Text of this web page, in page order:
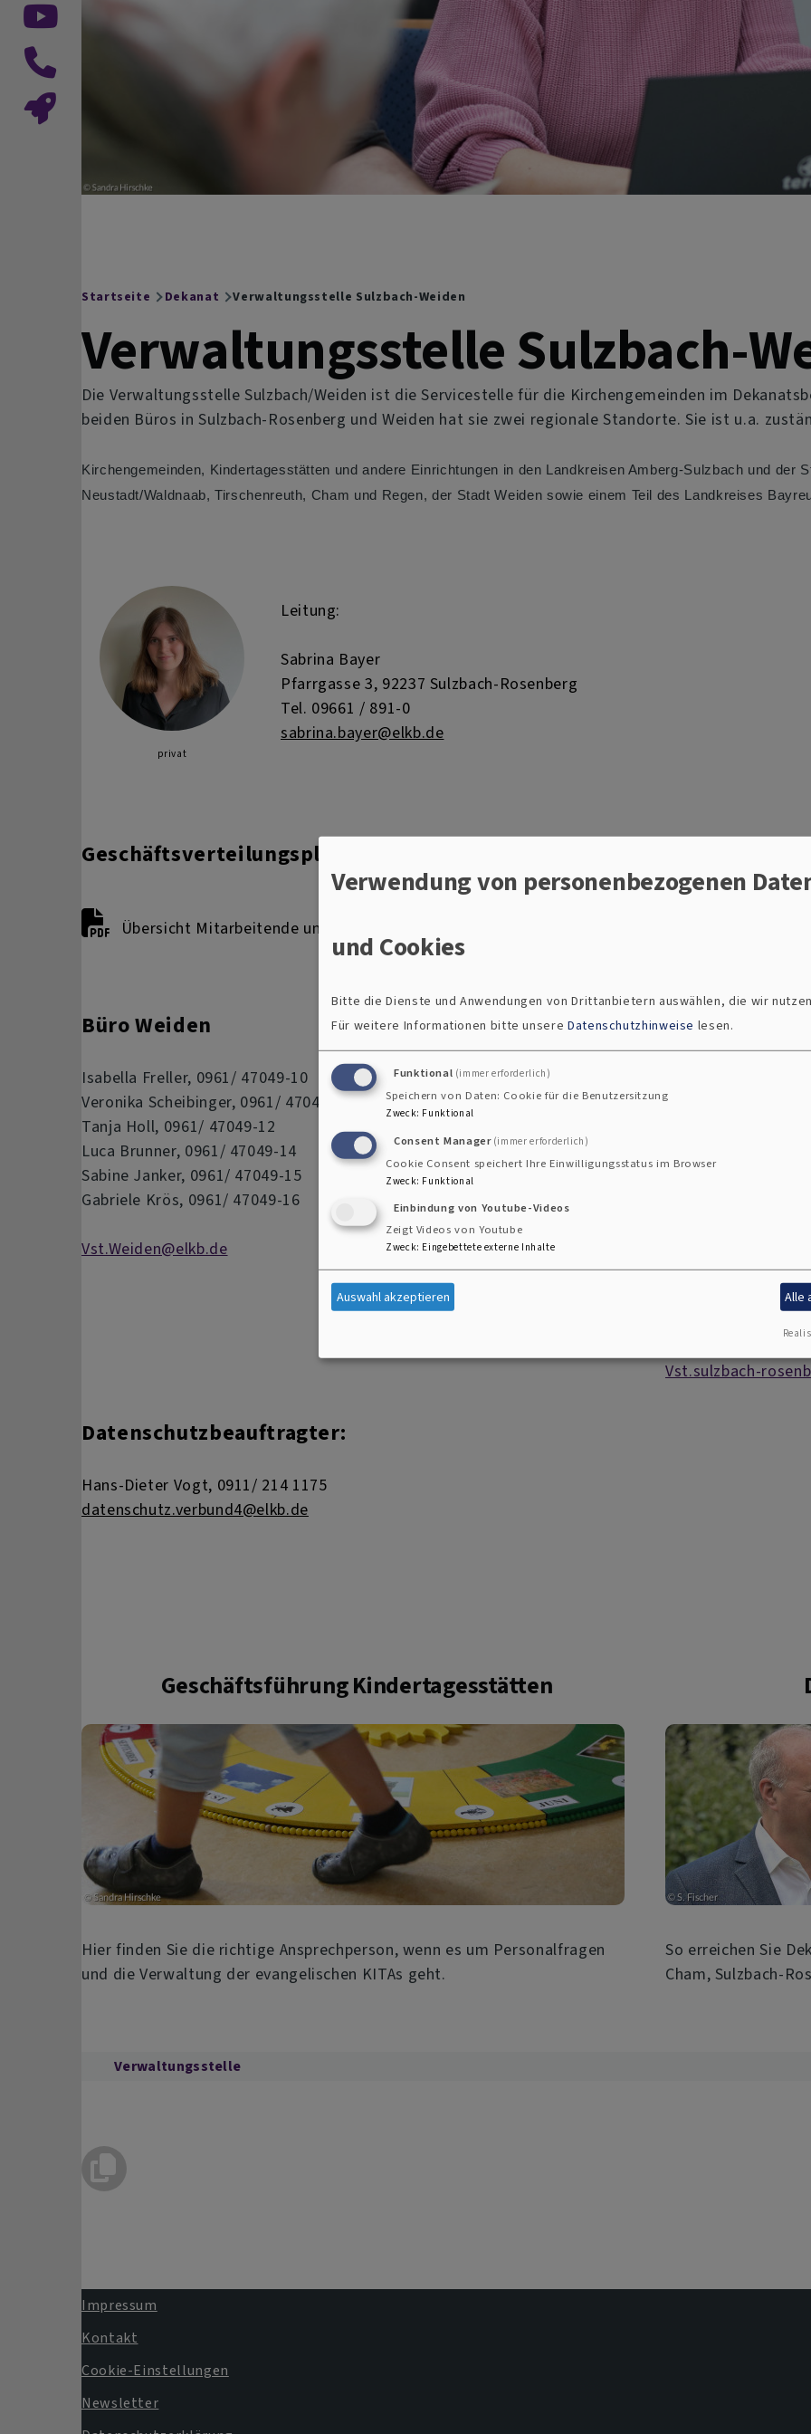
Breadcrumb
Startseite Dekanat Verwaltungsstelle Sulzbach-Weiden
Verwaltungsstelle Sulzbach-
Die Verwaltungsstelle Sulzbach/Weiden ist die Servicestelle für die Kirchengemeinden im
beiden Büros in Sulzbach-Rosenberg und Weiden hat sie zwei regionale Standorte. Sie ist u.a.
Kirchengemeinden, Kindertagesstätten und andere Einrichtungen in den Landkreisen Amberg-Sulzbach und der
Neustadt/Waldnaab, Tirschenreuth, Cham und Regen, der Stadt Weiden sowie einem Teil des Landkreises
privat
Leitung:
Sabrina Bayer
Pfarrgasse 3, 92237 Sulzbach-Rosenberg
Tel. 09661 / 891-0
sabrina.bayer@elkb.de
Geschäftsverteilungsplan
Übersicht Mitarbeitende und Zuständigkeiten
Büro Weiden
Isabella Freller, 0961/ 47049-10
Veronika Scheibinger, 0961/ 47049-11
Tanja Holl, 0961/ 47049-12
Luca Brunner, 0961/ 47049-14
Sabine Janker, 0961/ 47049-15
Gabriele Krös, 0961/ 47049-16
Vst.Weiden@elkb.de
Büro
Andreas
Michaela
Manuela Weber,
Ulrike Weich,
Vst.sulzbach-
Datenschutzbeauftragter:
Hans-Dieter Vogt, 0911/ 214 1175
datenschutz.verbund4@elkb.de
Geschäftsführung Kindertagesstätten
Hier finden Sie die richtige Ansprechperson, wenn es um Personalfragen
und die Verwaltung der evangelischen KITAs geht.
So erreichen Sie
Cham, Sulzbach-
Verwaltungsstelle
Fußbereichsmenü
Impressum
Kontakt
Cookie-Einstellungen
Newsletter
Verwendung von personenbezogenen
und Cookies
Bitte die Dienste und Anwendungen von Drittanbietern auswählen, die wir
Für weitere Informationen bitte unsere Datenschutzhinweise lesen.
Funktional (immer erforderlich)
Speichern von Daten: Cookie für die Benutzersitzung
Zweck: Funktional
Consent Manager (immer erforderlich)
Cookie Consent speichert Ihre Einwilligungsstatus im Browser
Zweck: Funktional
Einbindung von Youtube-Videos
Zeigt Videos von Youtube
Zweck: Eingebettete externe Inhalte
Auswahl akzeptieren Alle